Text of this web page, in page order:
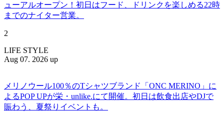
ューアルオープン！初日はフード、ドリンクを楽しめる22時
までのナイター営業。
2
LIFE STYLE
Aug 07. 2026 up
メリノウール100％のTシャツブランド「ONC MERINO」に
よるPOP UPが栄・unlike.にて開催。初日は飲食出店やDJで
賑わう、夏祭りイベントも。